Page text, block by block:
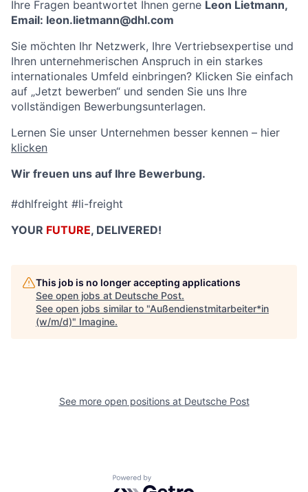
Ihre Fragen beantwortet Ihnen gerne Leon Lietmann,
Email: leon.lietmann@dhl.com
Sie möchten Ihr Netzwerk, Ihre Vertriebsexpertise und
Ihren unternehmerischen Anspruch in ein starkes
internationales Umfeld einbringen? Klicken Sie einfach
auf „Jetzt bewerben“ und senden Sie uns Ihre
vollständigen Bewerbungsunterlagen.
Lernen Sie unser Unternehmen besser kennen – hier
klicken
Wir freuen uns auf Ihre Bewerbung.
#dhlfreight #li-freight
YOUR FUTURE, DELIVERED!
This job is no longer accepting applications
See open jobs at Deutsche Post.
See open jobs similar to "Außendienstmitarbeiter*in
(w/m/d)" Imagine.
See more open positions at Deutsche Post
Powered by Getro.com